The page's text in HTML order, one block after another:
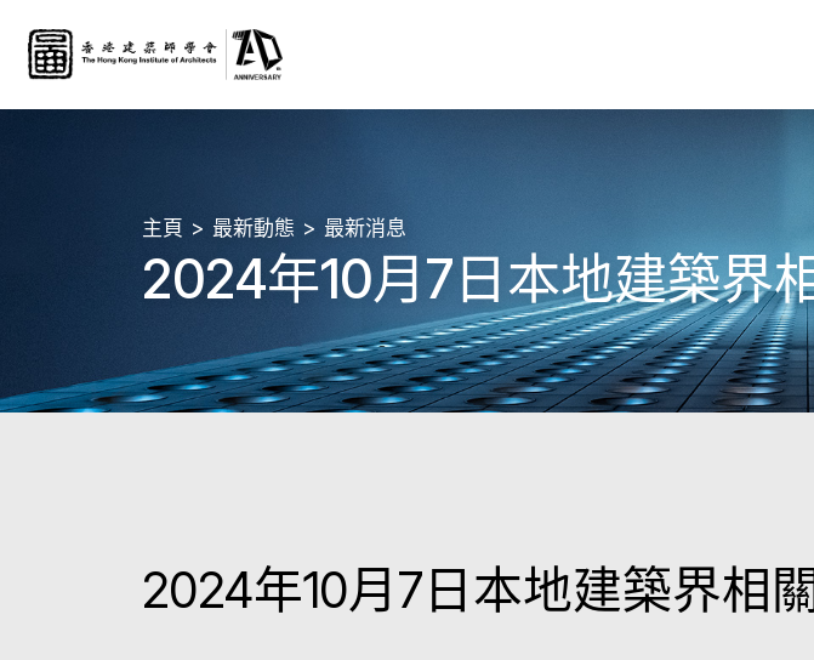
主頁 最新動態 最新消息
2024年10月7日本地建築界
2024年10月7日本地建築界相